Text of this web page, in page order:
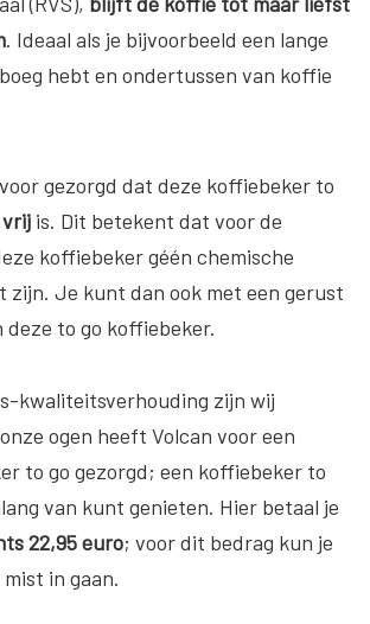
. Ideaal als je bijvoorbeeld een lange
hebt en ondertussen van koffie
gezorgd dat deze koffiebeker to
vrij is. Dit betekent dat voor de
koffiebeker géén chemische
Je kunt dan ook met een gerust
to go koffiebeker.
kwaliteitsverhouding zijn wij
ogen heeft Volcan voor een
to go gezorgd; een koffiebeker to
van kunt genieten. Hier betaal je
22,95 euro; voor dit bedrag kun je
in gaan.